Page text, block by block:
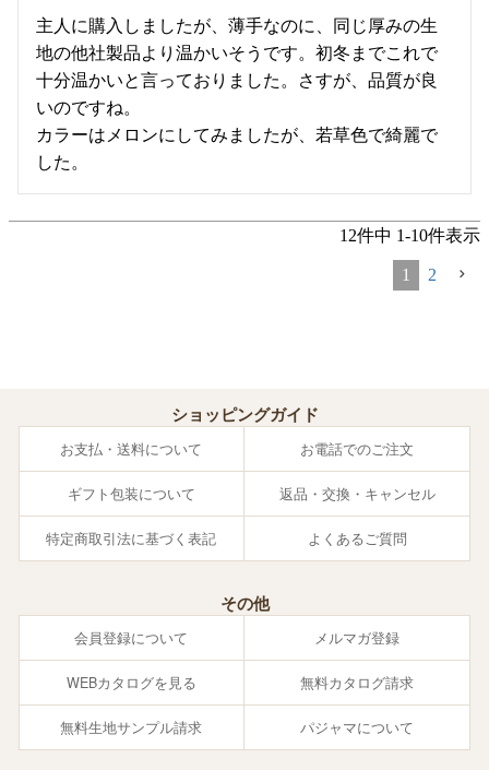
主人に購入しましたが、薄手なのに、同じ厚みの生
地の他社製品より温かいそうです。初冬までこれで
十分温かいと言っておりました。さすが、品質が良
いのですね。
カラーはメロンにしてみましたが、若草色で綺麗で
した。
12件中 1-10件表示
1 2
ショッピングガイド
お支払・送料について お電話でのご注文
ギフト包装について 返品・交換・キャンセル
特定商取引法に基づく表記 よくあるご質問
その他
会員登録について メルマガ登録
WEBカタログを見る 無料カタログ請求
無料生地サンプル請求 パジャマについて